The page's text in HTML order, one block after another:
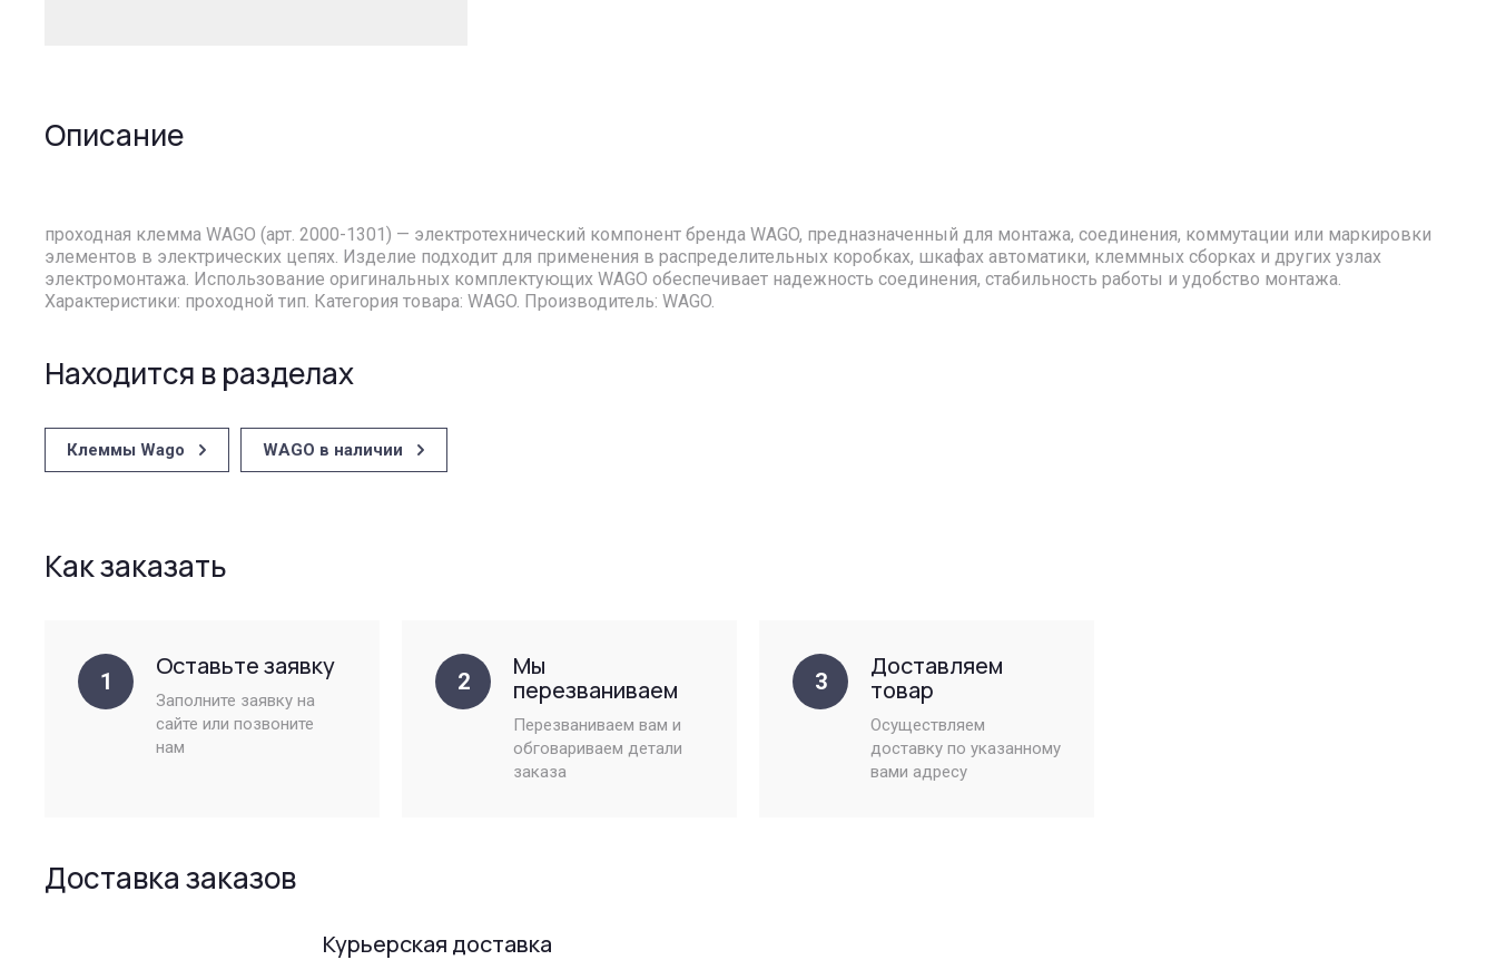
Описание
проходная клемма WAGO (арт. 2000-1301) — электротехнический компонент бренда WAGO, предназначенный для монтажа, соединения, коммутации или маркировки
элементов в электрических цепях. Изделие подходит для применения в распределительных коробках, шкафах автоматики, клеммных сборках и других узлах
электромонтажа. Использование оригинальных комплектующих WAGO обеспечивает надежность соединения, стабильность работы и удобство монтажа.
Характеристики: проходной тип. Категория товара: WAGO. Производитель: WAGO.
Находится в разделах
Клеммы Wago WAGO в наличии
Как заказать
1
Оставьте заявку
Заполните заявку на
сайте или позвоните
нам
2
Мы
перезваниваем
Перезваниваем вам и
обговариваем детали
заказа
3
Доставляем
товар
Осуществляем
доставку по указанному
вами адресу
Доставка заказов
Курьерская доставка